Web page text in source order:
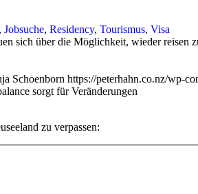
, Jobsuche, Residency, Tourismus, Visa
sich über die Möglichkeit, wieder reisen
Schoenborn https://peterhahn.co.nz/wp-
sorgt für Veränderungen
zu verpassen: